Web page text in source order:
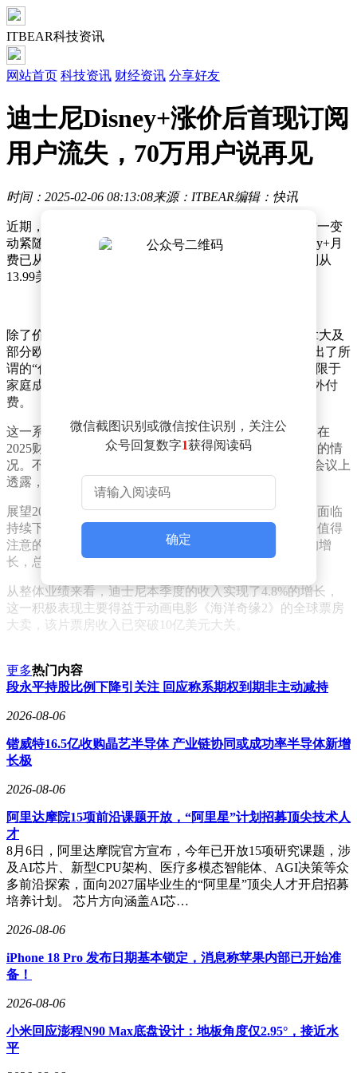
ITBEAR科技资讯
网站首页 科技资讯 财经资讯 分享好友
迪士尼Disney+涨价后首现订阅
用户流失，70万用户说再见
时间：2025-02-06 08:13:08来源：ITBEAR编辑：快讯
近期，Disney+平台在用户订阅方面遭遇了一波挑战，这一变
动紧随其价格调整策略之后。据悉，带广告版本的Disney+月
费已从原先的7.99美元上调至9.99美元，而无广告版本则从
13.99美元上涨到15.99美元。
除了价格调整外，迪士尼还自今年9月起，在美国、加拿大及
部分欧洲市场实施了更为严格的密码共享限制措施，推出了所
谓的“付费共享”计划。该计划明确规定，Disney+账户仅限于
家庭成员内部使用，若需跨家庭共享，则主订阅者需额外付
费。
这一系列变动对Disney+的订阅用户数产生了直接影响。在
2025财年的第一财季，Disney+首次出现了订阅人数下滑的情
况。不过，迪士尼首席执行官鲍勃・伊格尔在财报电话会议上
透露，实际的订阅流失情况并未如预期那般严峻。
展望2025年第二季度，迪士尼预计Disney+的订阅量仍将面临
持续下滑的趋势。尽管Disney+的用户基数有所缩减，但值得
注意的是，Hulu平台在本季度却实现了160万订阅用户的增
长，总订阅数已攀升至5360万。
从整体业绩来看，迪士尼本季度的收入实现了4.8%的增长，
这一积极表现主要得益于动画电影《海洋奇缘2》的全球票房
大卖，该片票房收入已突破10亿美元大关。
微信截图识别或微信按住识别，关注公
众号回复数字1获得阅读码
确定
更多热门内容
段永平持股比例下降引关注 回应称系期权到期非主动减持
2026-08-06
锴威特16.5亿收购晶艺半导体 产业链协同或成功率半导体新增
长极
2026-08-06
阿里达摩院15项前沿课题开放，“阿里星”计划招募顶尖技术人
才
8月6日，阿里达摩院官方宣布，今年已开放15项研究课题，涉
及AI芯片、新型CPU架构、医疗多模态智能体、AGI决策等众
多前沿探索，面向2027届毕业生的“阿里星”顶尖人才开启招募
培养计划。 芯片方向涵盖AI芯…
2026-08-06
iPhone 18 Pro 发布日期基本锁定，消息称苹果内部已开始准
备！
2026-08-06
小米回应澎程N90 Max底盘设计：地板角度仅2.95°，接近水
平